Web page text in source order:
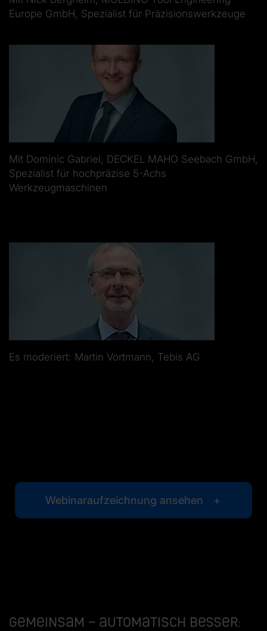
Europe GmbH, Spezialist für Präzisionswerkzeuge
Mit Dominic Gabriel, DECKEL MAHO Seebach GmbH,
Spezialist für hochpräzise 5-Achs
Werkzeugmaschinen
Es moderiert: Martin Vortmann, Tebis AG
Webinaraufzeichnung ansehen
Gemeinsam – automatisch besser: